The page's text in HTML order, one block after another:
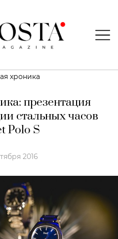
хроника
презентация
стальных часов
Polo S
2016